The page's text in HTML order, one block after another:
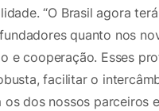
“O Brasil agora
quanto nos
e cooperação. Esses
facilitar o
os dos nossos parceiros